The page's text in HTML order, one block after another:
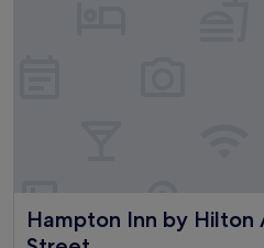
Hampton Inn by Hilton
Hampton Inn by Hilton